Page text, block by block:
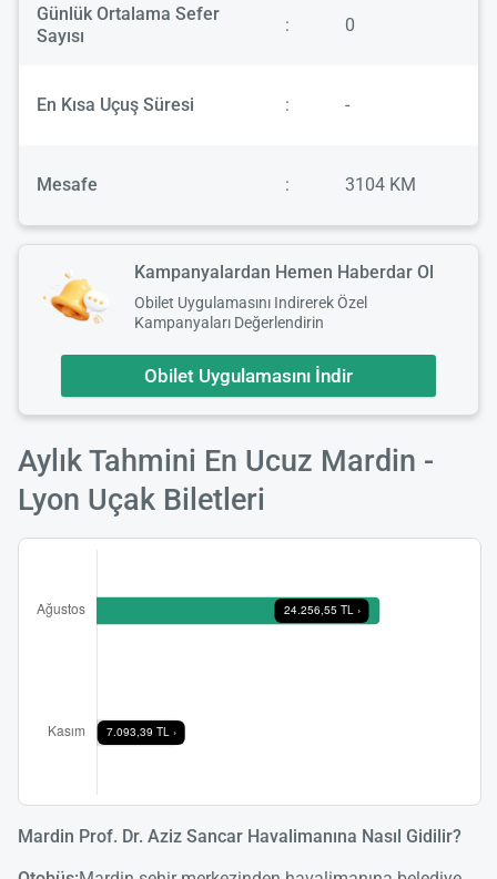
Günlük Ortalama Sefer
Sayısı
: 0
En Kısa Uçuş Süresi : -
Mesafe : 3104 KM
Kampanyalardan Hemen Haberdar Ol
Obilet Uygulamasını Indirerek Özel
Kampanyaları Değerlendirin
Obilet Uygulamasını İndir
Aylık Tahmini En Ucuz Mardin -
Lyon Uçak Biletleri
Mardin Prof. Dr. Aziz Sancar Havalimanına Nasıl Gidilir?